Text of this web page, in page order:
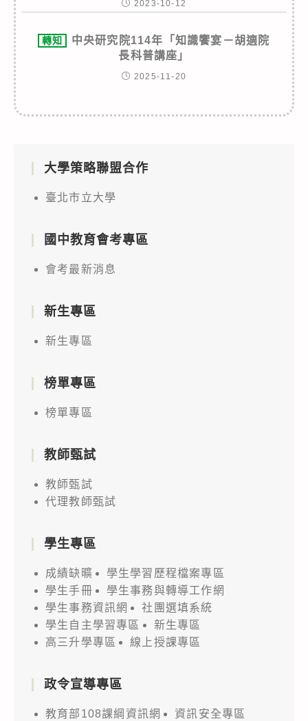
2023-10-12
轉知
中央研究院114年「知識饗宴－胡適院
長科普講座」
2025-11-20
大學策略聯盟合作
臺北市立大學
國中教育會考專區
會考最新消息
新生專區
新生專區
榜單專區
榜單專區
教師甄試
教師甄試
代理教師甄試
學生專區
成績缺曠
學生學習歷程檔案專區
學生手冊
學生事務與轉導工作網
學生事務資訊網
社團選填系統
學生自主學習專區
新生專區
高三升學專區
線上授課專區
政令宣導專區
教育部108課綱資訊網 資訊安全專區